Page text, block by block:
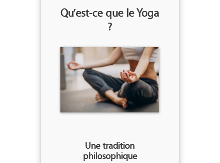
Qu’est-ce que le Yoga
?
Une tradition
philosophique